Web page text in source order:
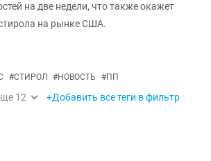
на две недели, что также окажет
на рынке США.
#СТИРОЛ #НОВОСТЬ #ПП
12 +Добавить все теги в фильтр